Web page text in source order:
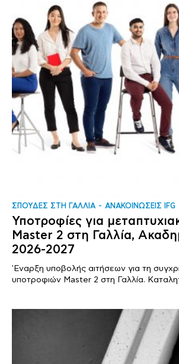
ΣΠΟΥΔΕΣ ΣΤΗ ΓΑΛΛΙΑ ΑΝΑΚΟΙΝΩΣΕΙΣ IFG
Υποτροφίες για
Master 2 στη Γαλλία,
2026-2027
'Εναρξη υποβολής αιτήσεων για τη
υποτροφιών Master 2 στη Γαλλία.